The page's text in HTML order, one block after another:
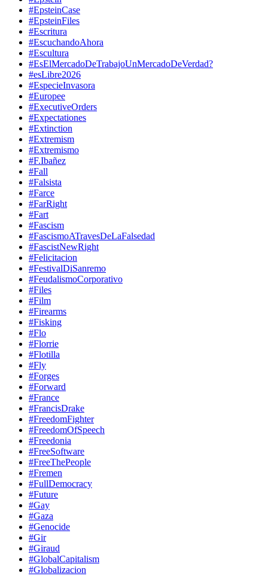
#EpsteinCase
#EpsteinFiles
#Escritura
#EscuchandoAhora
#Escultura
#EsElMercadoDeTrabajoUnMercadoDeVerdad?
#esLibre2026
#EspecieInvasora
#Europee
#ExecutiveOrders
#Expectationes
#Extinction
#Extremism
#Extremismo
#F.Ibañez
#Fall
#Falsista
#Farce
#FarRight
#Fart
#Fascism
#FascismoATravesDeLaFalsedad
#FascistNewRight
#Felicitacion
#FestivalDiSanremo
#FeudalismoCorporativo
#Files
#Film
#Firearms
#Fisking
#Flo
#Florrie
#Flotilla
#Fly
#Forges
#Forward
#France
#FrancisDrake
#FreedomFighter
#FreedomOfSpeech
#Freedonia
#FreeSoftware
#FreeThePeople
#Fremen
#FullDemocracy
#Future
#Gay
#Gaza
#Genocide
#Gir
#Giraud
#GlobalCapitalism
#Globalizacion